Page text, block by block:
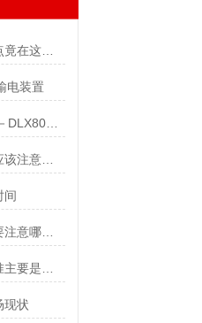
电装置
间
现状